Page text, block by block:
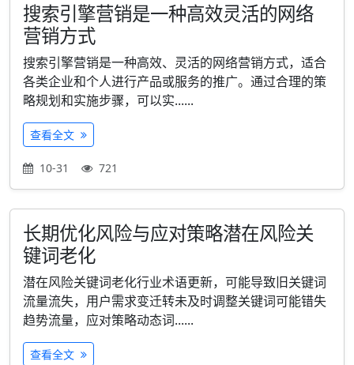
搜索引擎营销是一种高效灵活的网络
营销方式
搜索引擎营销是一种高效、灵活的网络营销方式，适合
各类企业和个人进行产品或服务的推广。通过合理的策
略规划和实施步骤，可以实......
查看全文
10-31 721
长期优化风险与应对策略潜在风险关
键词老化
潜在风险关键词老化行业术语更新，可能导致旧关键词
流量流失，用户需求变迁转未及时调整关键词可能错失
趋势流量，应对策略动态词......
查看全文